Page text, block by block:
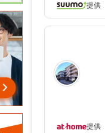
提供
提供